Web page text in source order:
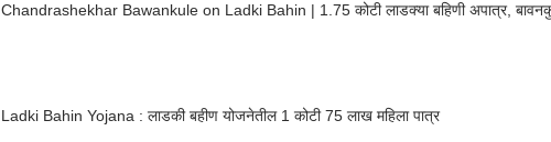
Chandrashekhar Bawankule on Ladki Bahin | 1.75 कोटी लाडक्या बहिणी अपात्र,
Ladki Bahin Yojana : लाडकी बहीण योजनेतील 1 कोटी 75 लाख महिला पात्र